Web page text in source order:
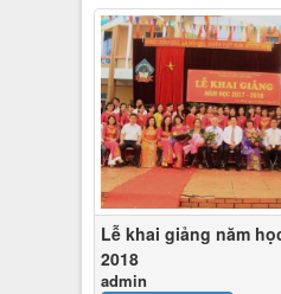
Lễ khai giảng năm
2018
admin